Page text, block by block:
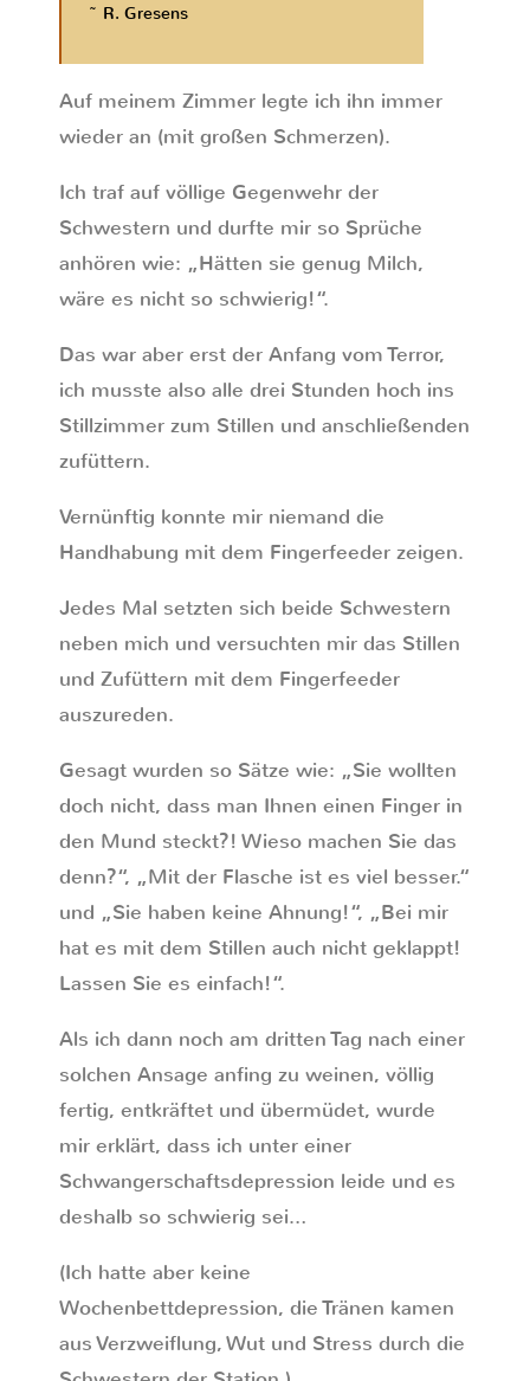
~ R. Gresens
Auf meinem Zimmer legte ich ihn immer
wieder an (mit großen Schmerzen).
Ich traf auf völlige Gegenwehr der
Schwestern und durfte mir so Sprüche
anhören wie: „Hätten sie genug Milch,
wäre es nicht so schwierig!“.
Das war aber erst der Anfang vom Terror,
ich musste also alle drei Stunden hoch ins
Stillzimmer zum Stillen und anschließenden
zufüttern.
Vernünftig konnte mir niemand die
Handhabung mit dem Fingerfeeder zeigen.
Jedes Mal setzten sich beide Schwestern
neben mich und versuchten mir das Stillen
und Zufüttern mit dem Fingerfeeder
auszureden.
Gesagt wurden so Sätze wie: „Sie wollten
doch nicht, dass man Ihnen einen Finger in
den Mund steckt?! Wieso machen Sie das
denn?“, „Mit der Flasche ist es viel besser.“
und „Sie haben keine Ahnung!“, „Bei mir
hat es mit dem Stillen auch nicht geklappt!
Lassen Sie es einfach!“.
Als ich dann noch am dritten Tag nach einer
solchen Ansage anfing zu weinen, völlig
fertig, entkräftet und übermüdet, wurde
mir erklärt, dass ich unter einer
Schwangerschaftsdepression leide und es
deshalb so schwierig sei…
(Ich hatte aber keine
Wochenbettdepression, die Tränen kamen
aus Verzweiflung, Wut und Stress durch die